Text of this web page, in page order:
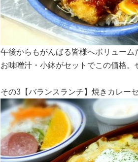
午後からもがんばる皆様へボリューム
お味噌汁・小鉢がセットでこの価格。
その3【バランスランチ】焼きカレー